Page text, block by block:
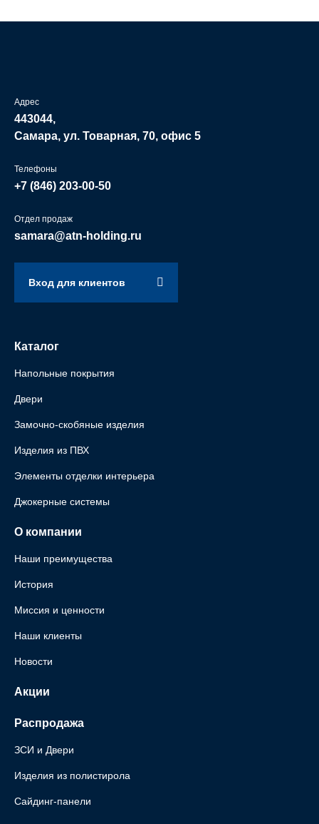
Адрес
443044,
Самара, ул. Товарная, 70, офис 5
Телефоны
+7 (846) 203-00-50
Отдел продаж
samara@atn-holding.ru
Вход для клиентов
Каталог
Напольные покрытия
Двери
Замочно-скобяные изделия
Изделия из ПВХ
Элементы отделки интерьера
Джокерные системы
О компании
Наши преимущества
История
Миссия и ценности
Наши клиенты
Новости
Акции
Распродажа
ЗСИ и Двери
Изделия из полистирола
Сайдинг-панели